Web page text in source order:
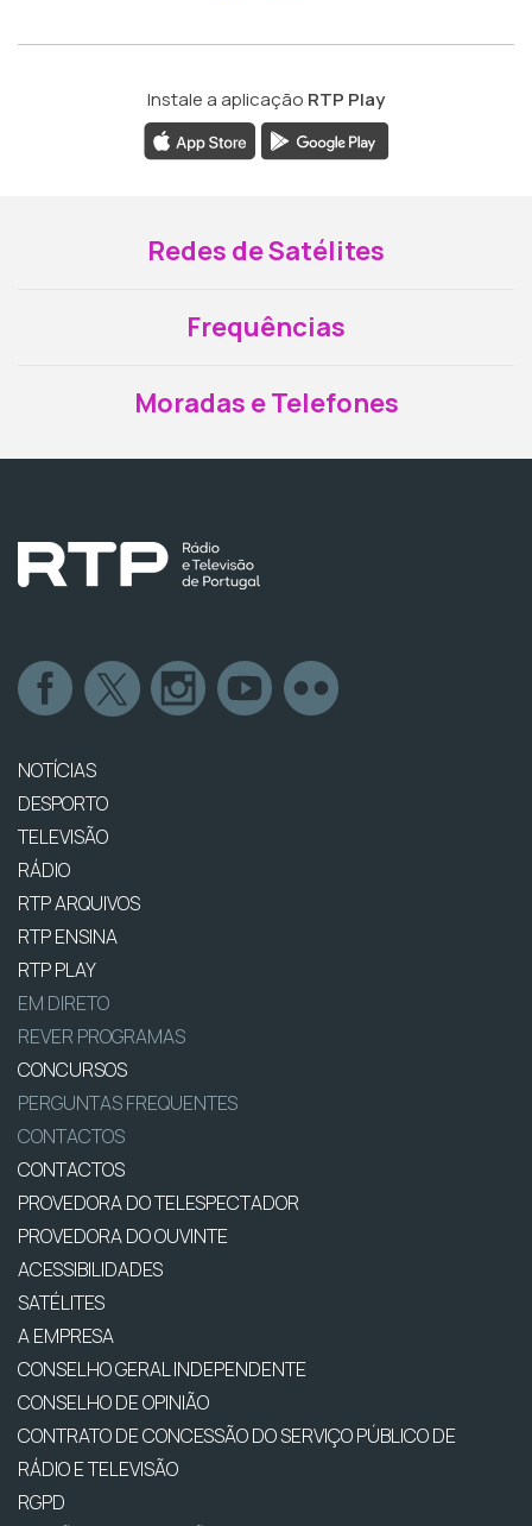
Instale a aplicação RTP Play
Redes de Satélites
Frequências
Moradas e Telefones
NOTÍCIAS
DESPORTO
TELEVISÃO
RÁDIO
RTP ARQUIVOS
RTP ENSINA
RTP PLAY
EM DIRETO
REVER PROGRAMAS
CONCURSOS
PERGUNTAS FREQUENTES
CONTACTOS
CONTACTOS
PROVEDORA DO TELESPECTADOR
PROVEDORA DO OUVINTE
ACESSIBILIDADES
SATÉLITES
A EMPRESA
CONSELHO GERAL INDEPENDENTE
CONSELHO DE OPINIÃO
CONTRATO DE CONCESSÃO DO SERVIÇO PÚBLICO DE
RÁDIO E TELEVISÃO
RGPD